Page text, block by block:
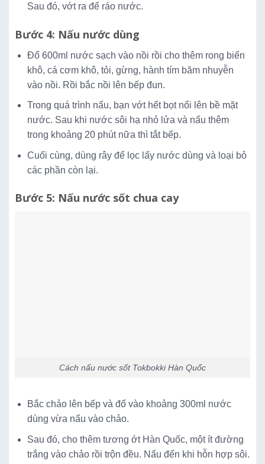
Sau đó, vớt ra để ráo nước.
Bước 4: Nấu nước dùng
Đổ 600ml nước sạch vào nồi rồi cho thêm rong biển
khô, cá cơm khô, tỏi, gừng, hành tím băm nhuyễn
vào nồi. Rồi bắc nồi lên bếp đun.
Trong quá trình nấu, bạn vớt hết bọt nổi lên bề mặt
nước. Sau khi nước sôi hạ nhỏ lửa và nấu thêm
trong khoảng 20 phút nữa thì tắt bếp.
Cuối cùng, dùng rây để lọc lấy nước dùng và loại bỏ
các phần còn lại.
Bước 5: Nấu nước sốt chua cay
Cách nấu nước sốt Tokbokki Hàn Quốc
Bắc chảo lên bếp và đổ vào khoảng 300ml nước
dùng vừa nấu vào chảo.
Sau đó, cho thêm tương ớt Hàn Quốc, một ít đường
trắng vào chảo rồi trộn đều. Nấu đến khi hỗn hợp sôi.